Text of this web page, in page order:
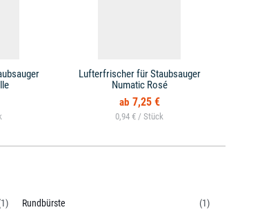
Lufterfrischer für Staubsauger
Numatic Rosé
7,25 €
0,94 € /
Rundbürste
(1)